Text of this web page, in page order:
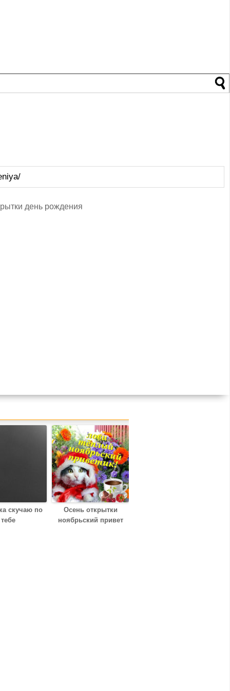
день рождения
скучаю по
тебе
Осень открытки
ноябрьский привет